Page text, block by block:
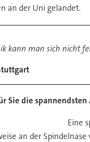
an der Uni gelandet.
kann man sich nicht
Sie die spannendsten
Eine
an der